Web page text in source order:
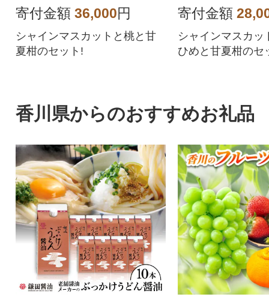
寄付金額 36,000円
シャインマスカットと桃と甘
夏柑のセット!
寄付金額
シャインマスカッ
ひめと甘夏柑のセ
香川県からのおすすめお礼品